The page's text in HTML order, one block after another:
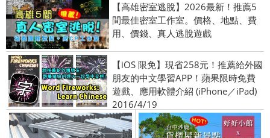
【高雄密室逃脫】2026最新！推薦5
間最佳密室工作室。價格、地點、費
用、價錢、真人逃脫遊戲
【iOS 限免】現省258元！推薦給外國
朋友的中文學習APP！蘋果限時免費
遊戲、應用軟體介紹 (iPhone／iPad)
2016/4/19